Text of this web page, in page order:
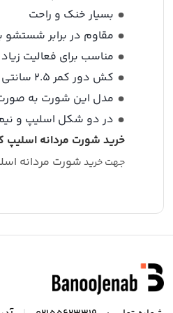
بسیار خنک و راحت
مقاوم در برابر شستشو
مناسب برای فعالیت زیاد
کش دور کمر ۲.۵ سانتی آن به کمر فشار نمی‌آورد
مدل این شورت به
در دو شکل اسلیپ و
خرید شورت مردانه
جهت خریدشورت مردانه